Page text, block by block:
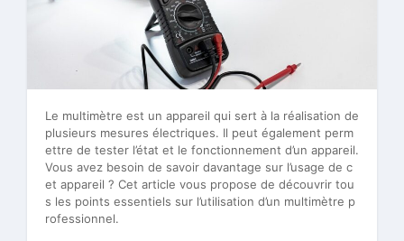
Le multimètre est un appareil qui sert à la réalisation de
plusieurs mesures électriques. Il peut également perm
ettre de tester l’état et le fonctionnement d’un appareil.
Vous avez besoin de savoir davantage sur l’usage de c
et appareil ? Cet article vous propose de découvrir tou
s les points essentiels sur l’utilisation d’un multimètre p
rofessionnel.